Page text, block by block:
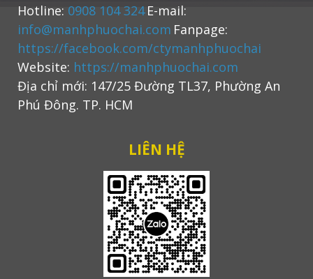
Hotline: 0908 104 324 E-mail:
info@manhphuochai.com Fanpage:
https://facebook.com/ctymanhphuochai
Website: https://manhphuochai.com
Địa chỉ mới: 147/25 Đường TL37, Phường An
Phú Đông. TP. HCM
LIÊN HỆ